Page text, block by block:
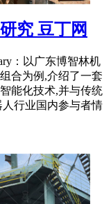
究 豆丁网
：以广东博智林机
合为例,介绍了一套
能化技术,并与传统
行业国内参与者情